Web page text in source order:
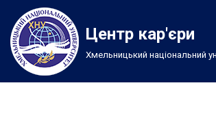
Перейти
до
вмісту
Центр кар'єри
Хмельницький національний